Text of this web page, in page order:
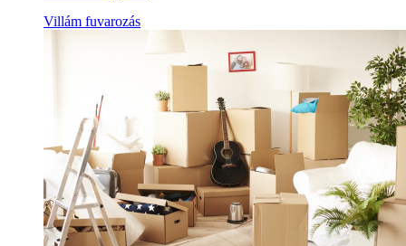
Villám fuvarozás